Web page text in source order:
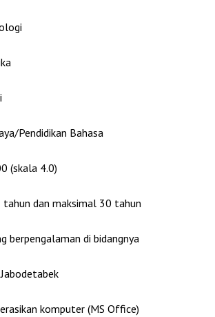
Pendidikan Bahasa
(skala 4.0)
tahun dan maksimal 30 tahun
berpengalaman di bidangnya
komputer (MS Office)